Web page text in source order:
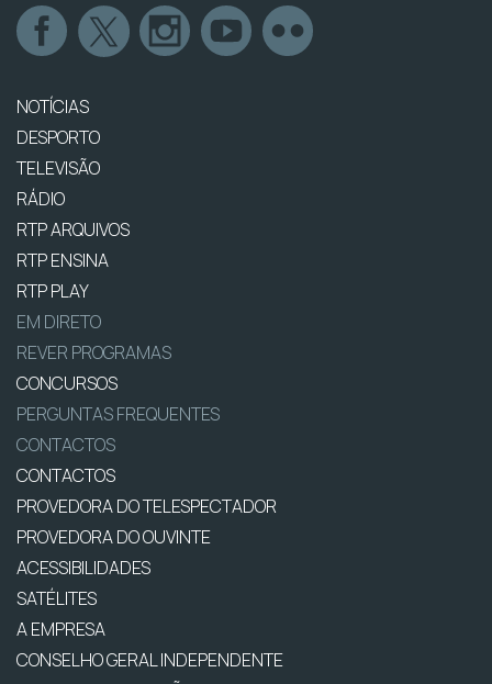
NOTÍCIAS
DESPORTO
TELEVISÃO
RÁDIO
RTP ARQUIVOS
RTP ENSINA
RTP PLAY
EM DIRETO
REVER PROGRAMAS
CONCURSOS
PERGUNTAS FREQUENTES
CONTACTOS
CONTACTOS
PROVEDORA DO TELESPECTADOR
PROVEDORA DO OUVINTE
ACESSIBILIDADES
SATÉLITES
A EMPRESA
CONSELHO GERAL INDEPENDENTE